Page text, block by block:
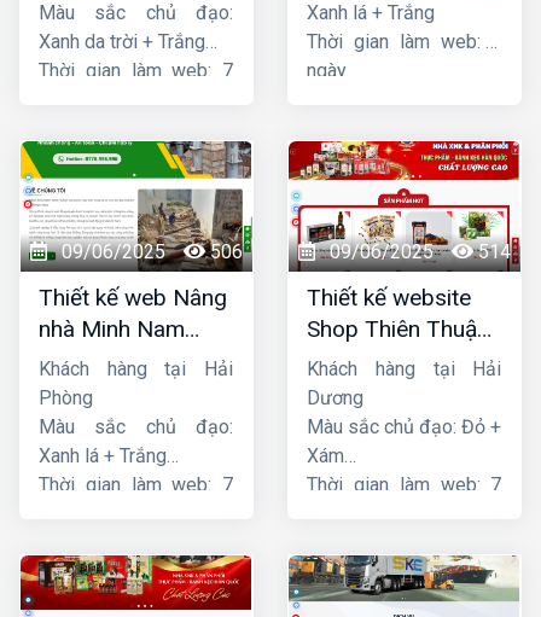
Màu sắc chủ đạo:
Xanh da trời + Trắng
Thời gian làm web: 7
Xanh lá + Trắng
Thời gian làm web: 7
ngày
09/06/2025 506
Thiết kế web Nâng
nhà Minh Nam
Hoàng
Khách hàng tại Hải
Phòng
Màu sắc chủ đạo:
Xanh lá + Trắng
Thời gian làm web: 7
09/06/2025 514
Thiết kế website
Shop Thiên Thuận
Phát
Khách hàng tại Hải
Dương
Màu sắc chủ đạo: Đỏ +
Xám
Thời gian làm web: 7